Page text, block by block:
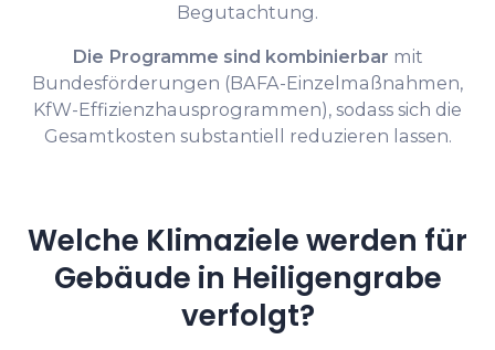
Begutachtung.
Die Programme sind kombinierbar mit
Bundesförderungen (BAFA-Einzelmaßnahmen,
KfW-Effizienzhausprogrammen), sodass sich die
Gesamtkosten substantiell reduzieren lassen.
Welche Klimaziele werden für
Gebäude in Heiligengrabe
verfolgt?